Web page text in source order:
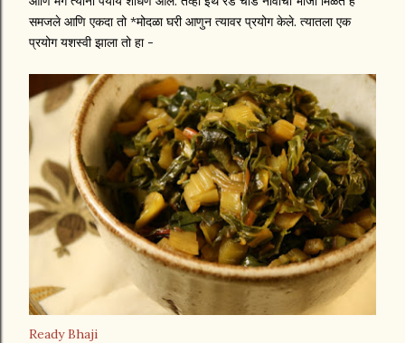
समजले आणि एकदा तो *मोदळा घरी आणुन त्यावर प्रयोग केले. त्यातला एक
प्रयोग यशस्वी झाला तो हा -
Ready Bhaji